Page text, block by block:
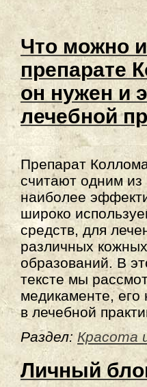
Что можно
препарате
он нужен и
лечебной
Препарат
считают одним из
наиболее
широко
средств, для
различных кожных
образований. В
тексте мы
медикаменте,
в лечебной
Раздел: Красота
Личный